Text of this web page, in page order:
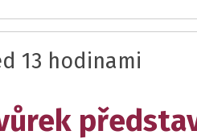
13 hodinami